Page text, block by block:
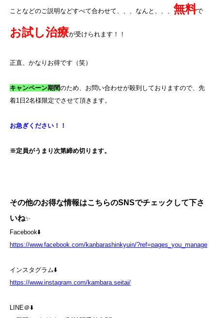
ことなどのご説明などすべて合わせて、、、なんと、、、 無料で
お試し治療が受けられます！！
正直、かなりお得です（笑）
キャンペーン期間のため、お問い合わせが殺到しておりますので、先
着1 日 2名様限定でさせて頂きます。
お急ぎください！！
※定員がうまり次第締め切ります。
その他のお得な情報はこちらのSNSでチェックして下さ
いね✨
Facebook⬇️
https://www.facebook.com/kanbarashinkyuin/?ref=pages_you_manage
インスタグラム⬇️
https://www.instagram.com/kambara.seitai/
LINE＠⬇️